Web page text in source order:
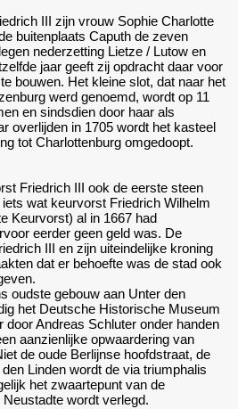
III zijn vrouw Sophie Charlotte
buitenplaats Caputh de zeven
nederzetting Lietze / Lutow en
jaar geeft zij opdracht daar voor
bouwen. Het kleine slot, dat naar het
werd genoemd, wordt op 11
en sindsdien door haar als
overlijden in 1705 wordt het kasteel
tot Charlottenburg omgedoopt.
Friedrich III ook de eerste steen
wat keurvorst Friedrich Wilhelm
Keurvorst) al in 1667 had
eerder geen geld was. De
III en zijn uiteindelijke kroning
dat er behoefte was de stad ook
oudste gebouw aan Unter den
het Deutsche Historische Museum
door Andreas Schluter onder handen
aanzienlijke opwaardering van
de oude Berlijnse hoofdstraat, de
Linden wordt de via triumphalis
het zwaartepunt van de
wordt verlegd.